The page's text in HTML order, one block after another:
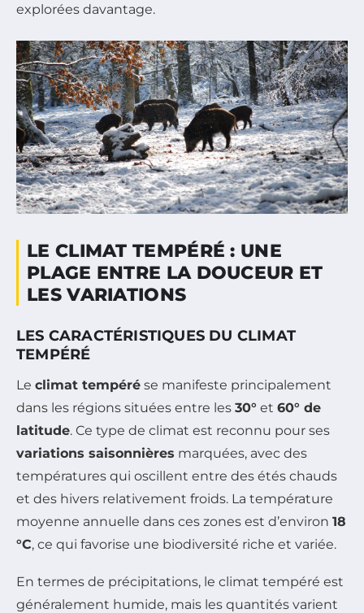
explorées davantage.
LE CLIMAT TEMPÉRÉ : UNE
PLAGE ENTRE LA DOUCEUR ET
LES VARIATIONS
LES CARACTÉRISTIQUES DU CLIMAT
TEMPÉRÉ
Le climat tempéré se manifeste principalement
dans les régions situées entre les 30° et 60° de
latitude. Ce type de climat est reconnu pour ses
variations saisonnières marquées, avec des
températures qui oscillent entre des étés chauds
et des hivers relativement froids. La température
moyenne annuelle dans ces zones est d’environ 18
°C, ce qui favorise une biodiversité riche et variée.
En termes de précipitations, le climat tempéré est
généralement humide, mais les quantités varient